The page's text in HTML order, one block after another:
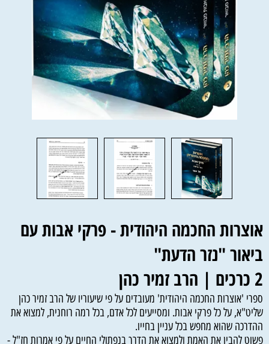
אוצרות החכמה היהודית - פרקי אבות עם
ביאור "נזר הדעת"
2 כרכים | הרב זמיר כהן
ספרי 'אוצרות החכמה היהודית' מעובדים על פי שיעוריו של הרב זמיר כהן
שליט"א, על כל פרקי אבות. ומסייעים לכל אדם, בכל רמה רוחנית, למצוא את
ההדרכה שהוא מחפש בכל עניין בחייו.
פשוט להבין את האמת ולמצוא את הדרך בנפתולי החיים על פי אמרות חז"ל -